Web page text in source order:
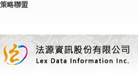
策略聯盟